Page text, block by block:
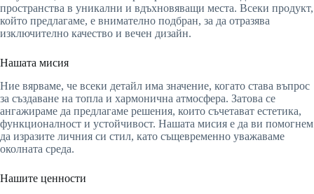
пространства в уникални и вдъхновяващи места. Всеки продукт,
който предлагаме, е внимателно подбран, за да отразява
изключително качество и вечен дизайн.
Нашата мисия
Ние вярваме, че всеки детайл има значение, когато става въпрос
за създаване на топла и хармонична атмосфера. Затова се
ангажираме да предлагаме решения, които съчетават естетика,
функционалност и устойчивост. Нашата мисия е да ви помогнем
да изразите личния си стил, като същевременно уважаваме
околната среда.
Нашите ценности